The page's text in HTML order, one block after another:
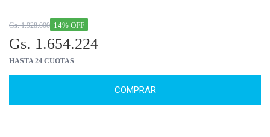
14% OFF
Gs. 1.928.000
Gs. 1.654.224
HASTA 24 CUOTAS
COMPRAR